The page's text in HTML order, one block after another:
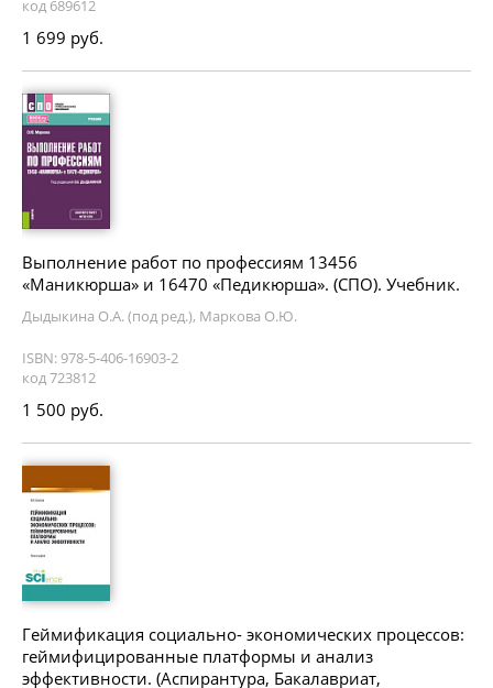
код 689612
1 699 руб.
Выполнение работ по профессиям 13456
«Маникюрша» и 16470 «Педикюрша». (СПО). Учебник.
Дыдыкина О.А. (под ред.), Маркова О.Ю.
ISBN: 978-5-406-16903-2
код 723812
1 500 руб.
Геймификация социально- экономических процессов:
геймифицированные платформы и анализ
эффективности. (Аспирантура, Бакалавриат,